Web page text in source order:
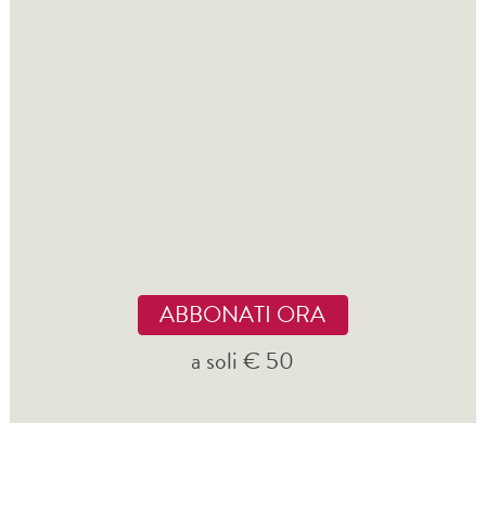
ABBONATI ORA
a soli € 50